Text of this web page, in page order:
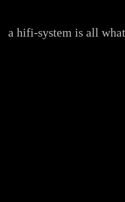
a hifi-system is all